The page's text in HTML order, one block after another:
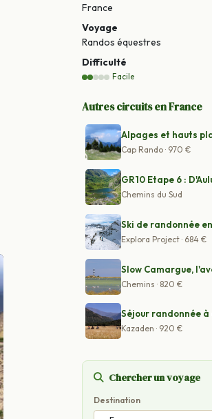
France
Voyage
Randos équestres
Difficulté
Facile
Autres circuits en France
Cap Rando · 970 €
Chemins du Sud
Explora Project · 684 €
Chemins · 820 €
Kazaden · 920 €
Chercher un voyage
Destination